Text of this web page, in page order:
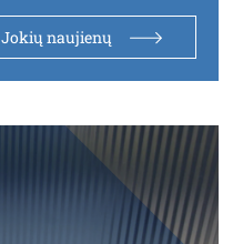
Jokių naujienų